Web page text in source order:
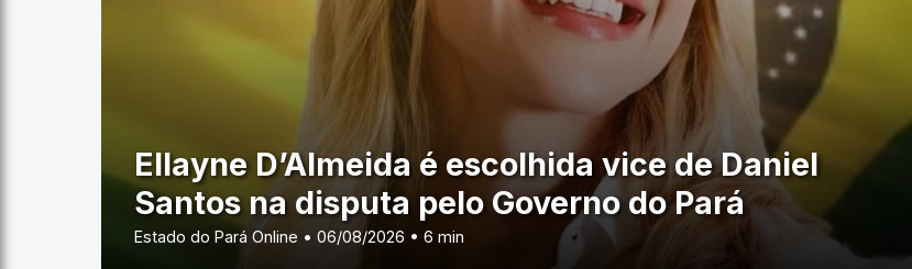
Ellayne D’Almeida é escolhida vice de Daniel
Santos na disputa pelo Governo do Pará
Estado do Pará Online • 06/08/2026 • 6 min